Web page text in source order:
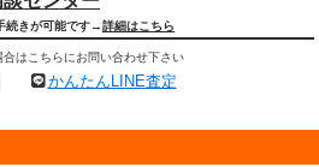
続きが可能です→詳細はこちら
はこちらにお問い合わせ下さい
かんたんLINE査定